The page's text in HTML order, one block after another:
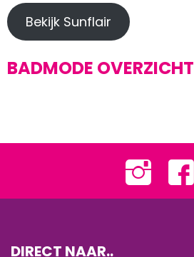
Bekijk Sunflair
BADMODE OVERZICHT
DIRECT NAAR..